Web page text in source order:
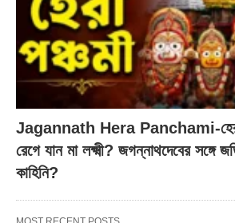
Jagannath Hera Panchami-হেরা
রেগে যান মা লক্ষ্মী? জগন্নাথদেবের
কাহিনি?